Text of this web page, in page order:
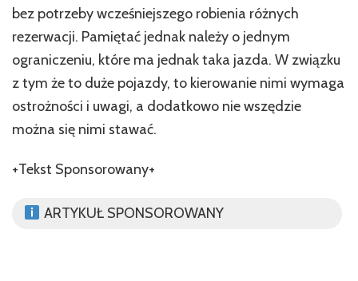
bez potrzeby wcześniejszego robienia różnych
rezerwacji. Pamiętać jednak należy o jednym
ograniczeniu, które ma jednak taka jazda. W związku
z tym że to duże pojazdy, to kierowanie nimi wymaga
ostrożności i uwagi, a dodatkowo nie wszędzie
można się nimi stawać.
+Tekst Sponsorowany+
ARTYKUŁ SPONSOROWANY